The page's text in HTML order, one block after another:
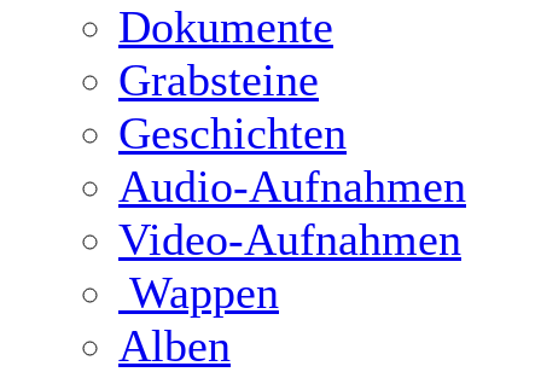
Dokumente
Grabsteine
Geschichten
Audio-Aufnahmen
Video-Aufnahmen
Wappen
Alben